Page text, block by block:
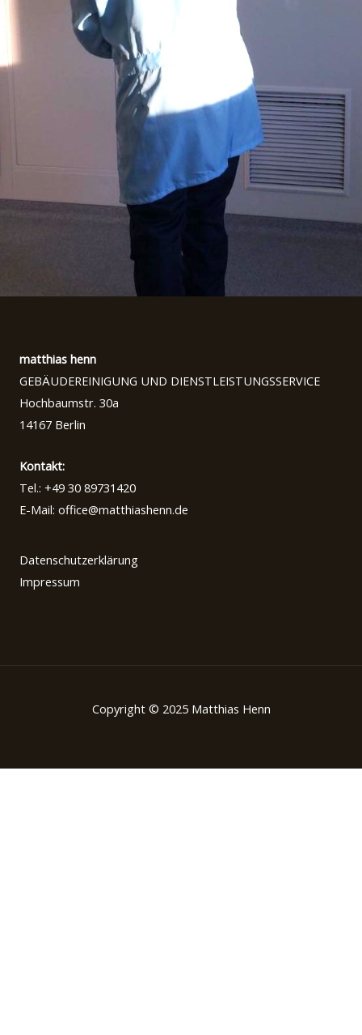
matthias henn
GEBÄUDEREINIGUNG UND DIENSTLEISTUNGSSERVICE
Hochbaumstr. 30a
14167 Berlin
Kontakt:
Tel.: +49 30 89731420
E-Mail: office@matthiashenn.de
Datenschutzerklärung
Impressum
Copyright © 2025 Matthias Henn